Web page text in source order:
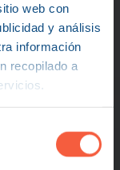
web con
y análisis
información
recopilado a